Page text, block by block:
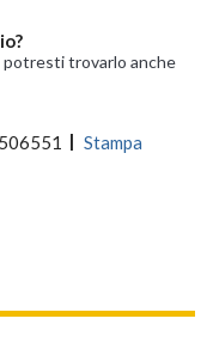
potresti trovarlo anche
Stampa